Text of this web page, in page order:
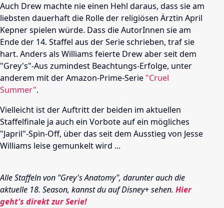
Auch Drew machte nie einen Hehl daraus, dass sie am
liebsten dauerhaft die Rolle der religiösen Ärztin April
Kepner spielen würde. Dass die AutorInnen sie am
Ende der 14. Staffel aus der Serie schrieben, traf sie
hart. Anders als Williams feierte Drew aber seit dem
"Grey's"-Aus zumindest Beachtungs-Erfolge, unter
anderem mit der Amazon-Prime-Serie "Cruel
Summer".
Vielleicht ist der Auftritt der beiden im aktuellen
Staffelfinale ja auch ein Vorbote auf ein mögliches
"Japril"-Spin-Off, über das seit dem Ausstieg von Jesse
Williams leise gemunkelt wird ...
Alle Staffeln von "Grey's Anatomy", darunter auch die
aktuelle 18. Season, kannst du auf Disney+ sehen. Hier
geht's direkt zur Serie!